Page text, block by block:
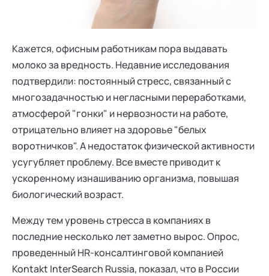
Кажется, офисным работникам пора выдавать
молоко за вредность. Недавние исследования
подтвердили: постоянный стресс, связанный с
многозадачностью и негласными переработками,
атмосферой "гонки" и нервозности на работе,
отрицательно влияет на здоровье "белых
воротничков". А недостаток физической активности
усугубляет проблему. Все вместе приводит к
ускоренному изнашиванию организма, повышая
биологический возраст.
Между тем уровень стресса в компаниях в
последние несколько лет заметно вырос. Опрос,
проведенный HR-консалтинговой компанией
Kontakt InterSearch Russia, показал, что в России